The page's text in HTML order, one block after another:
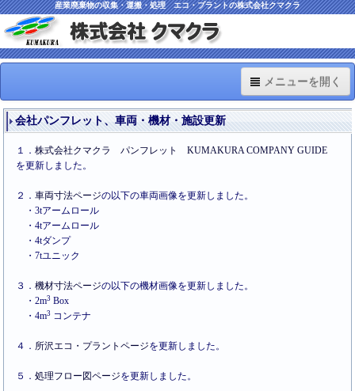
産業廃棄物の収集・運搬・処理 エコ・プラントの株式会社クマクラ
メニューを開く
TOP
Information
ISO関連
料金のご案内
会社パンフレット、車両・機材・施設更新
１．株式会社クマクラ パンフレット KUMAKURA COMPANY GUIDE
を更新しました。
２．車両寸法ページの以下の車両画像を更新しました。
・3tアームロール
・4tアームロール
・4tダンプ
・7tユニック
３．機材寸法ページの以下の機材画像を更新しました。
・2m3 Box
・4m3 コンテナ
４． 所沢エコ・プラントページを更新しました。
５．処理フロー図ページを更新しました。